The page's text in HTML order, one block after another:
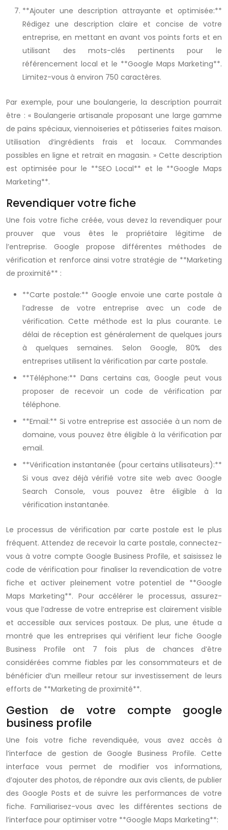
**Ajouter une description attrayante et optimisée:**
Rédigez une description claire et concise de votre
entreprise, en mettant en avant vos points forts et en
utilisant des mots-clés pertinents pour le
référencement local et le **Google Maps Marketing**.
Limitez-vous à environ 750 caractères.
Par exemple, pour une boulangerie, la description pourrait
être : « Boulangerie artisanale proposant une large gamme
de pains spéciaux, viennoiseries et pâtisseries faites maison.
Utilisation d’ingrédients frais et locaux. Commandes
possibles en ligne et retrait en magasin. » Cette description
est optimisée pour le **SEO Local** et le **Google Maps
Marketing**.
Revendiquer votre fiche
Une fois votre fiche créée, vous devez la revendiquer pour
prouver que vous êtes le propriétaire légitime de
l’entreprise. Google propose différentes méthodes de
vérification et renforce ainsi votre stratégie de **Marketing
de proximité** :
**Carte postale:** Google envoie une carte postale à
l’adresse de votre entreprise avec un code de
vérification. Cette méthode est la plus courante. Le
délai de réception est généralement de quelques jours
à quelques semaines. Selon Google, 80% des
entreprises utilisent la vérification par carte postale.
**Téléphone:** Dans certains cas, Google peut vous
proposer de recevoir un code de vérification par
téléphone.
**Email:** Si votre entreprise est associée à un nom de
domaine, vous pouvez être éligible à la vérification par
email.
**Vérification instantanée (pour certains utilisateurs):**
Si vous avez déjà vérifié votre site web avec Google
Search Console, vous pouvez être éligible à la
vérification instantanée.
Le processus de vérification par carte postale est le plus
fréquent. Attendez de recevoir la carte postale, connectez-
vous à votre compte Google Business Profile, et saisissez le
code de vérification pour finaliser la revendication de votre
fiche et activer pleinement votre potentiel de **Google
Maps Marketing**. Pour accélérer le processus, assurez-
vous que l’adresse de votre entreprise est clairement visible
et accessible aux services postaux. De plus, une étude a
montré que les entreprises qui vérifient leur fiche Google
Business Profile ont 7 fois plus de chances d’être
considérées comme fiables par les consommateurs et de
bénéficier d’un meilleur retour sur investissement de leurs
efforts de **Marketing de proximité**.
Gestion de votre compte google
business profile
Une fois votre fiche revendiquée, vous avez accès à
l’interface de gestion de Google Business Profile. Cette
interface vous permet de modifier vos informations,
d’ajouter des photos, de répondre aux avis clients, de publier
des Google Posts et de suivre les performances de votre
fiche. Familiarisez-vous avec les différentes sections de
l’interface pour optimiser votre **Google Maps Marketing**: